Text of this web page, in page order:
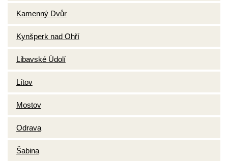
Kamenný Dvůr
Kynšperk nad Ohří
Libavské Údolí
Lítov
Mostov
Odrava
Šabina